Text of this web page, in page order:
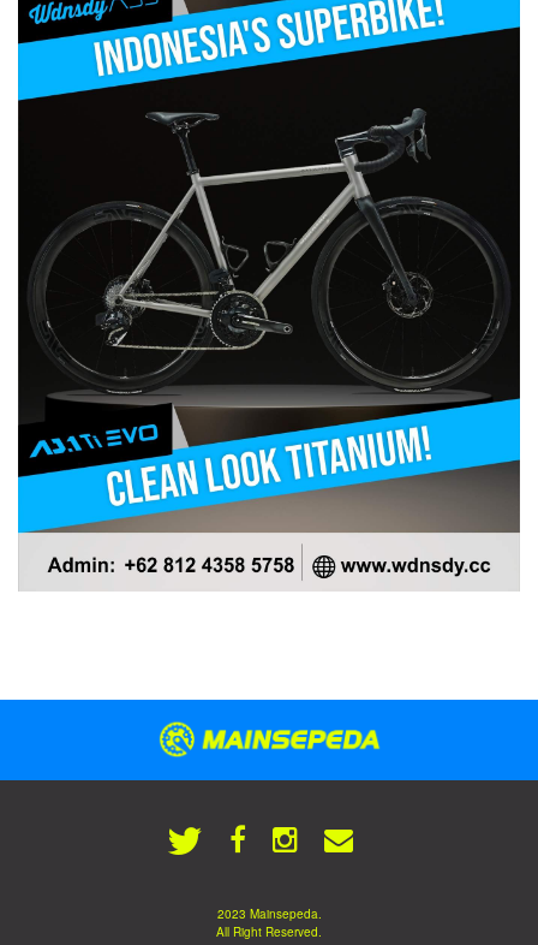
2023 Mainsepeda.
All Right Reserved.